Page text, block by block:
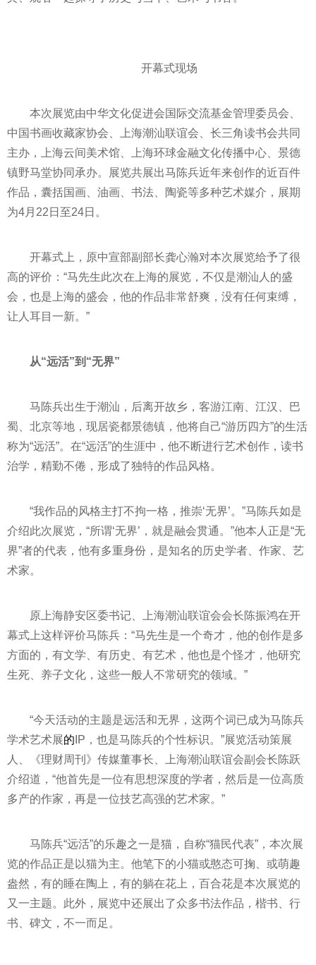
开幕式现场
本次展览由中华文化促进会国际交流基金管理委员会、
中国书画收藏家协会、上海潮汕联谊会、长三角读书会共同
主办，上海云间美术馆、上海环球金融文化传播中心、景德
镇野马堂协同承办。展览共展出马陈兵近年来创作的近百件
作品，囊括国画、油画、书法、陶瓷等多种艺术媒介，展期
为4月22日至24日。
开幕式上，原中宣部副 部长龚心瀚对本次展览给予了很
高的评价：“马先生此次在上海的展览，不仅是潮汕人的盛
会，也是上海的盛会，他的作品非常舒爽，没有任何束缚，
让人耳目一新。”
从“远活”到“无界”
马陈兵出生于潮汕，后离开故乡，客游江南、江汉、巴
蜀、北京等地，现居瓷都景德镇，他将自己“游历四方”的生活
称为“远活”。在“远活”的生涯中，他不断进行艺术创作，读书
治学，精勤不倦，形成了独特的作品风格。
“我作品的风格主打不拘一格，推崇‘无界’。”马陈兵如是
介绍此次展览，“所谓‘无界’，就是融会贯通。”他本人正是“无
界”者的代表，他有多重身份，是知名的历史学者、作家、艺
术家。
原上海静安区委书记 、上海潮汕联谊会会长陈振鸿在开
幕式上这样评价马陈兵：“马先生是一个奇才，他的创作是多
方面的，有文学、有历史、有艺术，他也是个怪才，他研究
生死、养子文化，这些一般人不常研究的领域。”
“今天活动的主题是远活和无界，这两个词已成为马陈兵
学术艺术展的 IP，也是马陈兵的个性标识。”展览活动策展
人、《理财周刊》传媒董事长、上海潮汕联谊会副会长陈跃
介绍道，“他首先是一位有思想深度的学者，然后是一位高质
多产的作家，再是一位技艺高强的艺术家。”
马陈兵“远活”的乐趣之一是猫，自称“猫民代表”，本次展
览的作品正是以猫为主。他笔下的小猫或憨态可掬、或萌趣
盎然，有的睡在陶上，有的躺在花上，百合花是本次展览的
又一主题。此外，展览中还展出了众多书法作品，楷书、行
书、碑文，不一而足。